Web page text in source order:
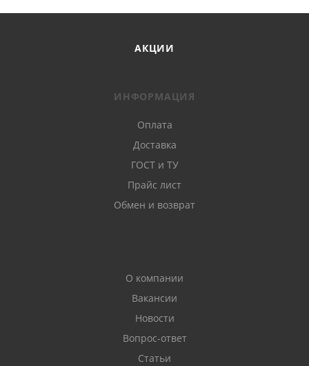
АКЦИИ
ИНФОРМАЦИЯ
Оплата
Доставка
ГОСТ и ТУ
Прайс лист
Обмен и возврат
О компании
Вакансии
Новости
Вопрос-ответ
Статьи